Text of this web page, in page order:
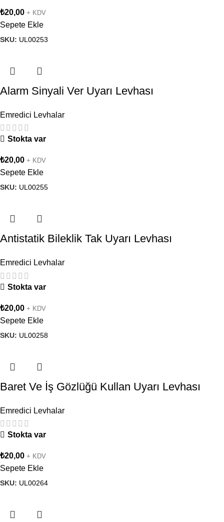
₺20,00 + KDV
Sepete Ekle
SKU: UL00253
Alarm Sinyali Ver Uyarı Levhası
Emredici Levhalar
Stokta var
₺20,00 + KDV
Sepete Ekle
SKU: UL00255
Antistatik Bileklik Tak Uyarı Levhası
Emredici Levhalar
Stokta var
₺20,00 + KDV
Sepete Ekle
SKU: UL00258
Baret Ve İş Gözlüğü Kullan Uyarı Levhası
Emredici Levhalar
Stokta var
₺20,00 + KDV
Sepete Ekle
SKU: UL00264